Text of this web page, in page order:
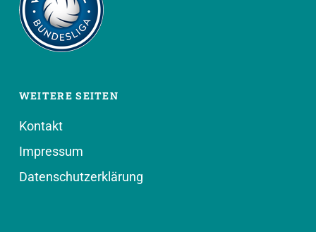
WEITERE SEITEN
Kontakt
Impressum
Datenschutzerklärung